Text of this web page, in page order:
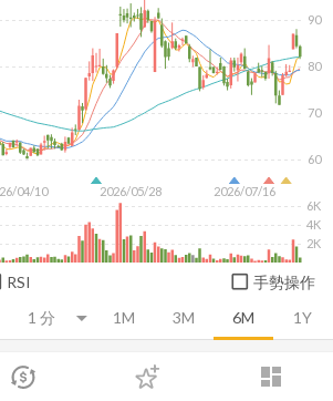
dashboard
登入
1M 3M 6M 1Y
04/10 2026/05/28 2026/07/16
60
70
80
90
2K
4K
6K
RSI 手勢操作
技術面 消息面 財務報